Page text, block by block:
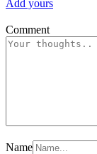
Add yours
Comment
Name